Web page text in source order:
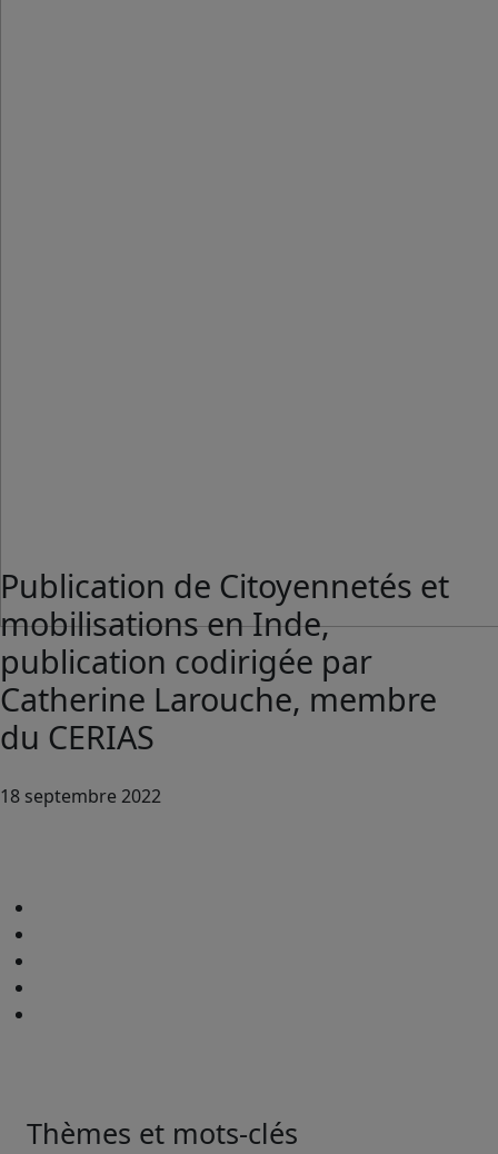
Publication de Citoyennetés et
mobilisations en Inde,
publication codirigée par
Catherine Larouche, membre
du CERIAS
18 septembre 2022
Thèmes et mots-clés